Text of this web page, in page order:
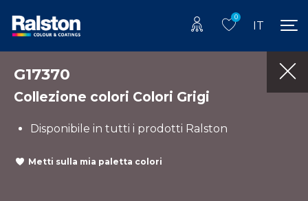
0
IT
G17370
Collezione colori Colori Grigi
Disponibile in tutti i prodotti Ralston
Metti sulla mia paletta colori